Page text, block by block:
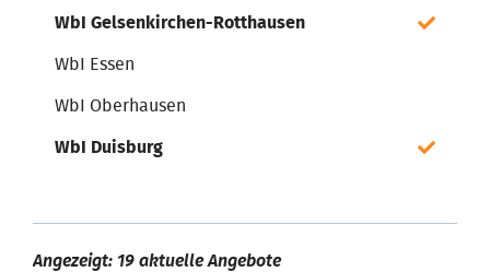
WbI Gelsenkirchen-Rotthausen
WbI Essen
WbI Oberhausen
WbI Duisburg
Angezeigt: 19 aktuelle Angebote